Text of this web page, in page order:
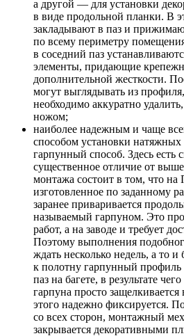
а другой — для установки
в виде продольной планки. В
закладывают в паз и
по всему периметру
в соседний паз
элементы, придающие
дополнительной жесткости.
могут выглядывать из
необходимо аккуратно
ножом;
наиболее надежным и чаще
способом установки натяжных
гарпунный способ. Здесь
существенное отличие от
монтажа состоит в том, что
изготовленное по заданному
заранее приваривается
называемый гарпуном. Это
работ, а на заводе и требует
Поэтому выполнения
ждать несколько недель, а то
к полотну гарпунный
паз на багете, в результате
гарпуна просто защелкивается
этого надежно фиксируется.
со всех сторон, монтажный
закрывается декоративными